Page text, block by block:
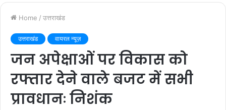
Home / उत्तराखंड
उत्तराखंड वायरल न्यूज़
जन अपेक्षाओं पर विकास को
रफ्तार देने वाले बजट में सभी
प्रावधानः निशंक